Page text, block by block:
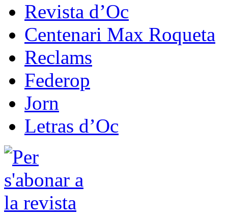
Revista d’Oc
Centenari Max Roqueta
Reclams
Federop
Jorn
Letras d’Oc